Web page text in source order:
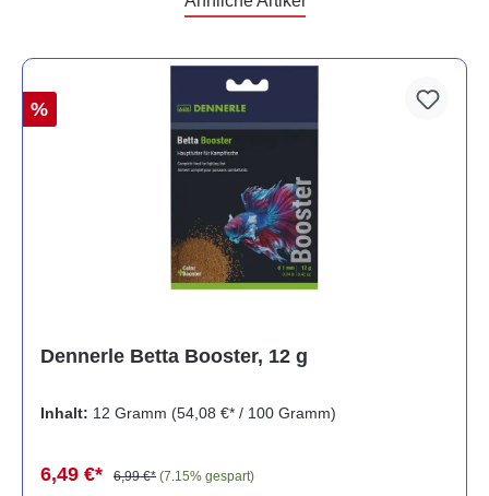
%
Dennerle Betta Booster, 12 g
Inhalt: 12 Gramm (54,08 €* / 100 Gramm)
6,49 €* 6,99 €* (7.15% gespart)